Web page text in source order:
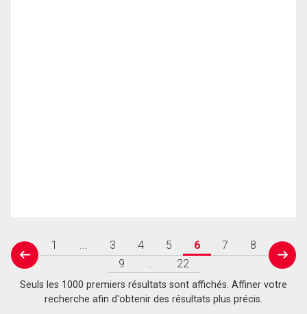
prev
1 3 4 5 6 7
8
9
22 next
Seuls les 1000 premiers résultats sont affichés. Affiner votre
recherche afin d'obtenir des résultats plus précis.